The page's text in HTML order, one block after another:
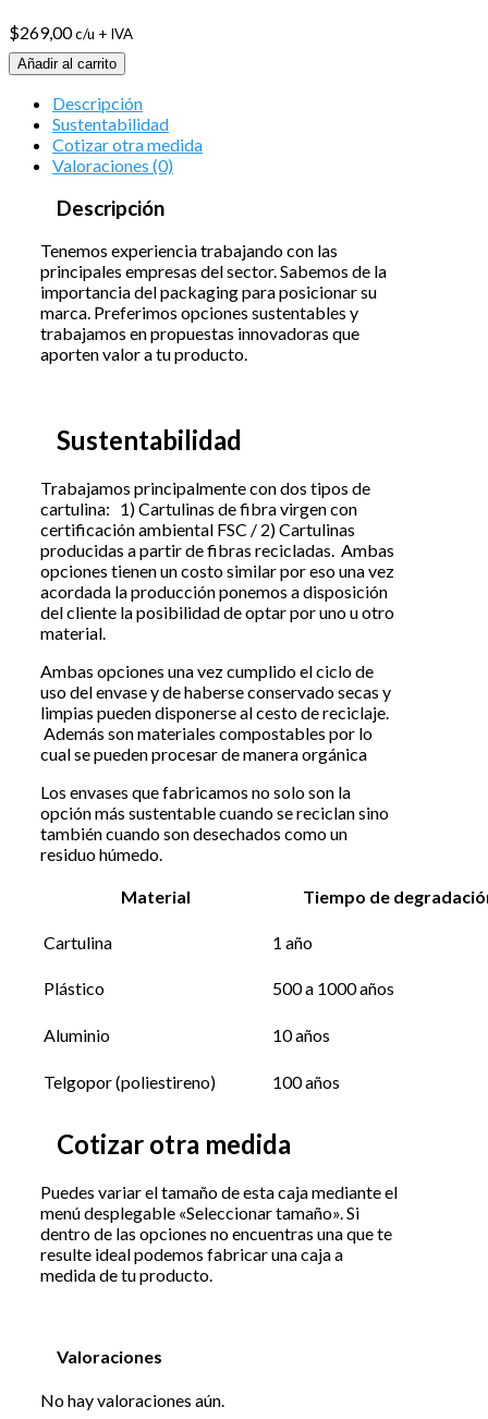
$269,00c/u + IVA
Añadir al carrito
Descripción
Sustentabilidad
Cotizar otra medida
Valoraciones (0)
Descripción
Tenemos experiencia trabajando con las
principales empresas del sector. Sabemos de la
importancia del packaging para posicionar su
marca. Preferimos opciones sustentables y
trabajamos en propuestas innovadoras que
aporten valor a tu producto.
Sustentabilidad
Trabajamos principalmente con dos tipos de
cartulina: 1) Cartulinas de fibra virgen con
certificación ambiental FSC / 2) Cartulinas
producidas a partir de fibras recicladas. Ambas
opciones tienen un costo similar por eso una vez
acordada la producción ponemos a disposición
del cliente la posibilidad de optar por uno u otro
material.
Ambas opciones una vez cumplido el ciclo de
uso del envase y de haberse conservado secas y
limpias pueden disponerse al cesto de reciclaje.
Además son materiales compostables por lo
cual se pueden procesar de manera orgánica
Los envases que fabricamos no solo son la
opción más sustentable cuando se reciclan sino
también cuando son desechados como un
residuo húmedo.
Material Tiempo de
Cartulina 1 año
Plástico 500 a 1000 años
Aluminio 10 años
Telgopor (poliestireno) 100 años
Cotizar otra medida
Puedes variar el tamaño de esta caja mediante el
menú desplegable «Seleccionar tamaño». Si
dentro de las opciones no encuentras una que te
resulte ideal podemos fabricar una caja a
medida de tu producto.
Valoraciones
No hay valoraciones aún.